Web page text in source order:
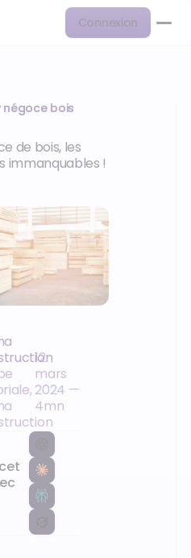
Connexion
négoce bois
de bois, les
immanquables !
12
mars
2024 —
4mn